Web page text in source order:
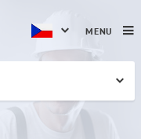
Státního
MENU